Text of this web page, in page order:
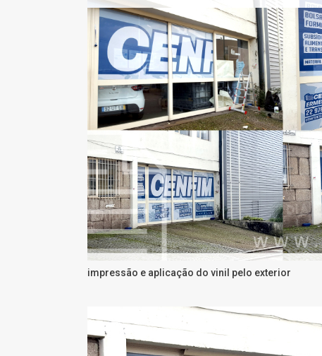
impressão e aplicação do vinil pelo exterior